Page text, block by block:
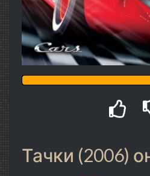
Тачки (2006)